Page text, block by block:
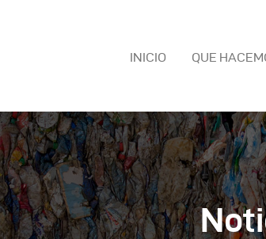
INICIO QUE
INICIO
QUE